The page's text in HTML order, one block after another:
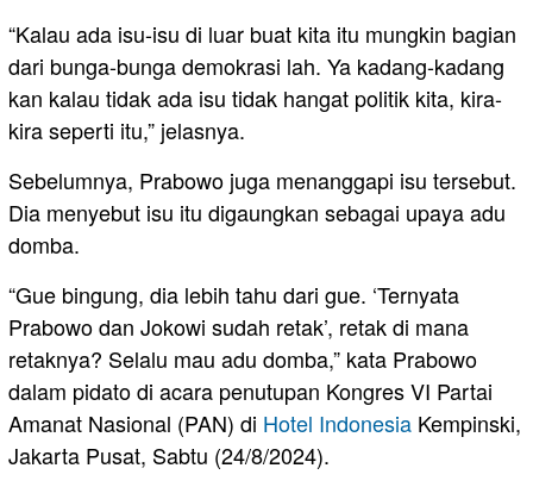
“Kalau ada isu-isu di luar buat kita itu mungkin bagian
dari bunga-bunga demokrasi lah. Ya kadang-kadang
kan kalau tidak ada isu tidak hangat politik kita, kira-
kira seperti itu,” jelasnya.
Sebelumnya, Prabowo juga menanggapi isu tersebut.
Dia menyebut isu itu digaungkan sebagai upaya adu
domba.
“Gue bingung, dia lebih tahu dari gue. ‘Ternyata
Prabowo dan Jokowi sudah retak’, retak di mana
retaknya? Selalu mau adu domba,” kata Prabowo
dalam pidato di acara penutupan Kongres VI Partai
Amanat Nasional (PAN) di Hotel Indonesia Kempinski,
Jakarta Pusat, Sabtu (24/8/2024).